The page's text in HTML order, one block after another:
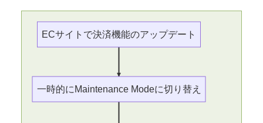
ECサイトで決済機能のアップデート
一時的にMaintenance Modeに切り替え